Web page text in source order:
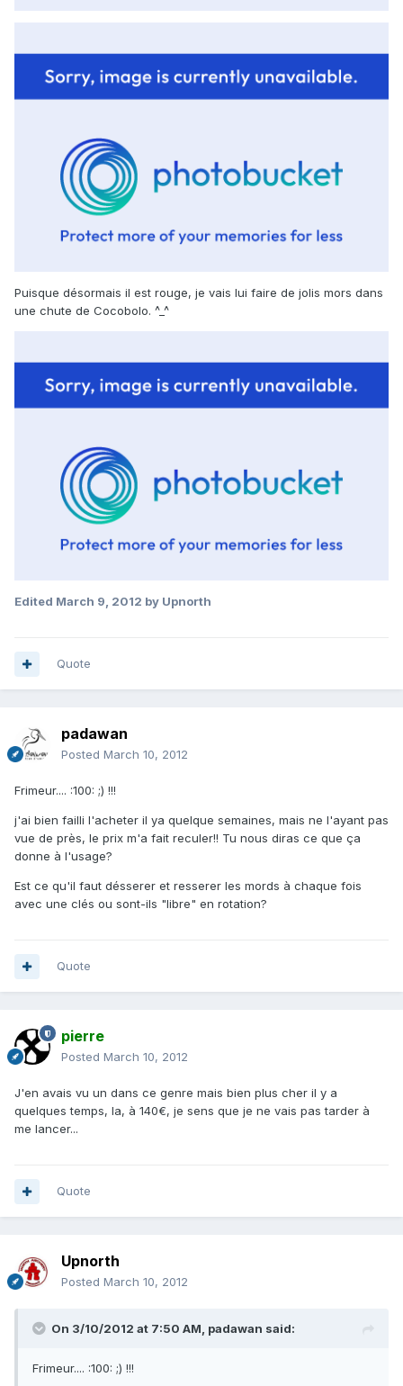
Puisque désormais il est rouge, je vais lui faire de jolis mors dans
une chute de Cocobolo. ^_^
Edited March 9, 2012 by Upnorth
Quote
padawan
Posted March 10, 2012
Frimeur.... :100: ;) !!!
j'ai bien failli l'acheter il ya quelque semaines, mais ne l'ayant pas
vue de près, le prix m'a fait reculer!! Tu nous diras ce que ça
donne à l'usage?
Est ce qu'il faut désserer et resserer les mords à chaque fois
avec une clés ou sont-ils "libre" en rotation?
Quote
pierre
Posted March 10, 2012
J'en avais vu un dans ce genre mais bien plus cher il y a
quelques temps, la, à 140€, je sens que je ne vais pas tarder à
me lancer...
Quote
Upnorth
Posted March 10, 2012
On 3/10/2012 at 7:50 AM, padawan said:
Frimeur.... :100: ;) !!!